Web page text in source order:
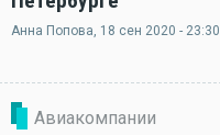
Анна Попова, 18 сен 2020 - 23:30
Авиакомпании